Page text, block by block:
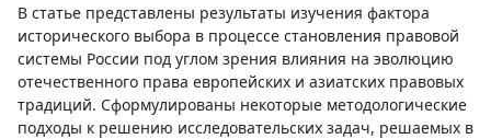
В статье представлены результаты изучения фактора
исторического выбора в процессе становления правовой
системы России под углом зрения влияния на эволюцию
отечественного права европейских и азиатских правовых
традиций. Сформулированы некоторые методологические
подходы к решению исследовательских задач, решаемых в